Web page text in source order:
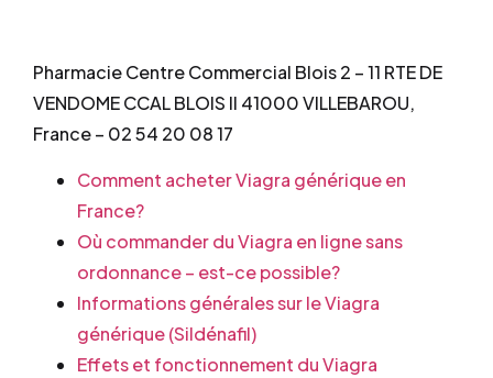
Pharmacie Centre Commercial Blois 2 – 11 RTE DE
VENDOME CCAL BLOIS II 41000 VILLEBAROU,
France – 02 54 20 08 17
Comment acheter Viagra générique en
France?
Où commander du Viagra en ligne sans
ordonnance – est-ce possible?
Informations générales sur le Viagra
générique (Sildénafil)
Effets et fonctionnement du Viagra